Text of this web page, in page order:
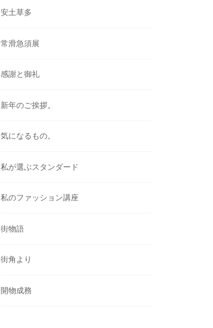
安土草多
常滑急須展
感謝と御礼
新年のご挨拶。
気になるもの。
私が選ぶスタンダード
私のファッション講座
街物語
街角より
開物成務